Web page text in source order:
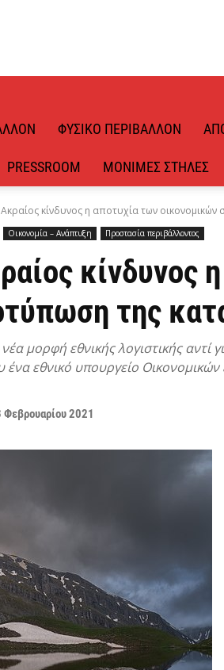
ΦΥΣΙΚΌ ΠΕΡΙΒΆΛΛΟΝ
PRESSROOM ΜΌΝΙΜΕΣ ΣΤΉΛΕΣ
κίνδυνος η αποτυχία των
Οικονομία – Ανάπτυξη Προστασία περιβάλλοντος
κίνδυνος
της
μορφή εθνικής λογιστικής αντί
εθνικό υπουργείο Οικονομικών
Φεβρουαρίου 2021